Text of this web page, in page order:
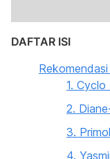
DAFTAR ISI
1.
2.
3.
4.